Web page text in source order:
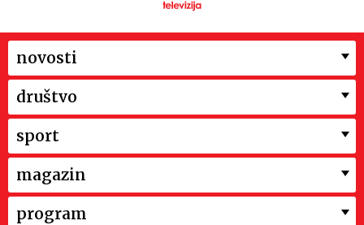
novosti
društvo
sport
magazin
program